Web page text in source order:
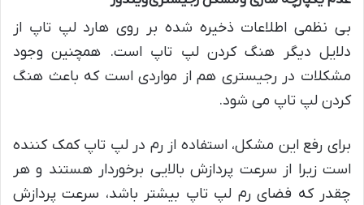
بی نظمی اطلاعات ذخیره شده بر روی هارد لپ تاپ از
دلایل دیگر هنگ کردن لپ تاپ است. همچنین وجود
مشکلات در رجیستری هم از مواردی است که باعث هنگ
کردن لپ تاپ می شود.
برای رفع این مشکل، استفاده از رم در لپ تاپ کمک کننده
است زیرا از سرعت پردازش بالایی برخوردار هستند و هر
چقدر که فضای رم لپ تاپ بیشتر باشد، سرعت پردازش